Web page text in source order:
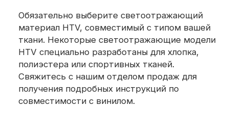
Обязательно выберите светоотражающий
материал HTV, совместимый с типом вашей
ткани. Некоторые светоотражающие модели
HTV специально разработаны для хлопка,
полиэстера или спортивных тканей.
Свяжитесь с нашим отделом продаж для
получения подробных инструкций по
совместимости с винилом.